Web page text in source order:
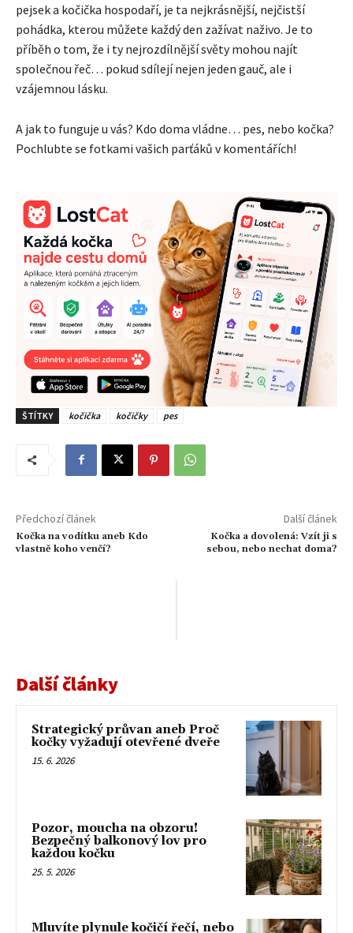
pejsek a kočička hospodaří, je ta nejkrásnější, nejčistší
pohádka, kterou můžete každý den zažívat naživo. Je to
příběh o tom, že i ty nejrozdílnější světy mohou najít
společnou řeč… pokud sdílejí nejen jeden gauč, ale i
vzájemnou lásku.
A jak to funguje u vás? Kdo doma vládne… pes, nebo kočka?
Pochlubte se fotkami vašich parťáků v komentářích!
ŠTÍTKY kočička kočičky pes
Předchozí článek
Kočka na vodítku aneb Kdo
vlastně koho venčí?
Další článek
Kočka a dovolená: Vzít ji s
sebou, nebo nechat doma?
Další články
Strategický průvan aneb Proč
kočky vyžadují otevřené dveře
15. 6. 2026
Pozor, moucha na obzoru!
Bezpečný balkonový lov pro
každou kočku
25. 5. 2026
Mluvíte plynule kočičí řečí, nebo